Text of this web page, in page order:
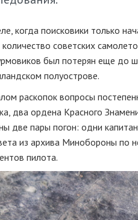
когда поисковики только
количество советских
был потерян еще до
полуострове.
раскопок вопросы
два ордена Красного
две пары погон: одни
из архива Минобороны по
пилота.